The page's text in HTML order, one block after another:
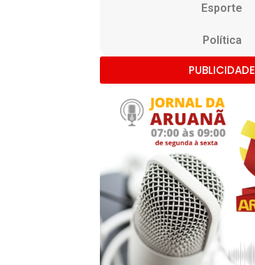
Esporte
Política
PUBLICIDADE